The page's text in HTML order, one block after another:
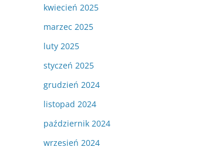
kwiecień 2025
marzec 2025
luty 2025
styczeń 2025
grudzień 2024
listopad 2024
październik 2024
wrzesień 2024